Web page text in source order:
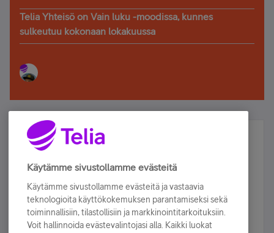
Telia Yhteisö on Vain luku -moodissa, kunnes
sulkeutuu kokonaan lokakuussa
Älä jää paitsi – osallistu ja voita!
Tilaa Telian uutiskirje ja olet mukana arvonnassa.
sähköpostiisi.
Tilaa nyt
Käytämme sivustollamme evästeitä
Käytämme sivustollamme evästeitä ja vastaavia
teknologioita käyttökokemuksen parantamiseksi sekä
toiminnallisiin, tilastollisiin ja markkinointitarkoituksiin.
Voit hallinnoida evästevalintojasi alla. Kaikki luokat